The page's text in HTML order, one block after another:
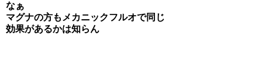
なぁ
マグナの方もメカニックフルオで同じ
効果があるかは知らん